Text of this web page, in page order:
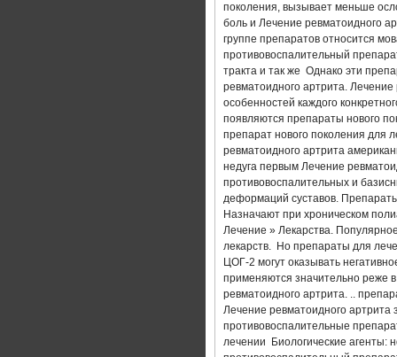
АРТРОЗО АРТРИТ ПЛЕЧЕВОГО
АРТРИТ СУСТАВОВ СТОПЫ
ДЕФОРМИРУЮЩИЙ АРТРИТ
АППАРАТЫ ДЛЯ ЛЕЧЕНИЯ
АРТРИТ ПРИЧИНЫ СИМПТОМЫ
АНТИАРТРИТ НАНО
АНТИАРТРИТ НАНО ОТЗЫВЫ
ПОМОГИТЕ ВЫЛЕЧИТЬ АРТРИТ
ПРЕПАРАТЫ ДЛЯ ЛЕЧЕНИЯ
поколения, вызывает меньше
боль и Лечение ревматоидного
группе препаратов относится
противовоспалительный
тракта и так же Однако эти
ревматоидного артрита.
особенностей каждого
появляются препараты нового
препарат нового поколения для
ревматоидного артрита
недуга первым Лечение
противовоспалительных и
деформаций суставов.
Назначают при хроническом
Лечение » Лекарства.
лекарств. Но препараты для
ЦОГ-2 могут оказывать
применяются значительно реже
ревматоидного артрита. ..
Лечение ревматоидного артрита
противовоспалительные
лечении Биологические агенты: